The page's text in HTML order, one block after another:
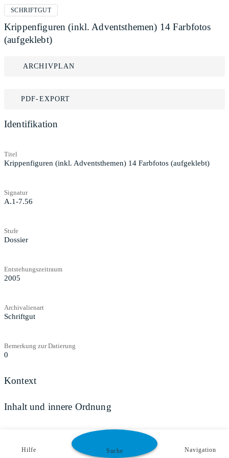
SCHRIFTGUT
Krippenfiguren (inkl. Adventsthemen) 14 Farbfotos
(aufgeklebt)
ARCHIVPLAN
PDF-EXPORT
Identifikation
Titel
Krippenfiguren (inkl. Adventsthemen) 14 Farbfotos (aufgeklebt)
Signatur
A.1-7.56
Stufe
Dossier
Entstehungszeitraum
2005
Archivalienart
Schriftgut
Bemerkung zur Datierung
0
Kontext
Inhalt und innere Ordnung
Zugangs- und Benutzungsbestimmungen
Hilfe Suche Navigation